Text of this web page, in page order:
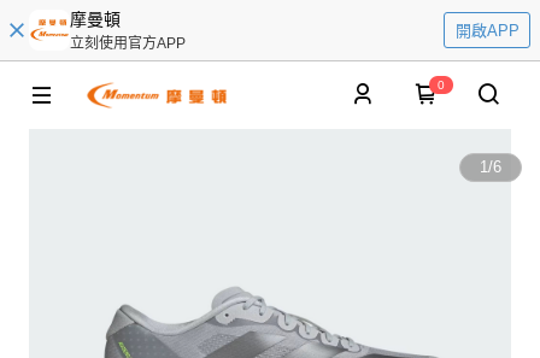
摩曼頓
立刻使用官方APP
開啟APP
0
1/6